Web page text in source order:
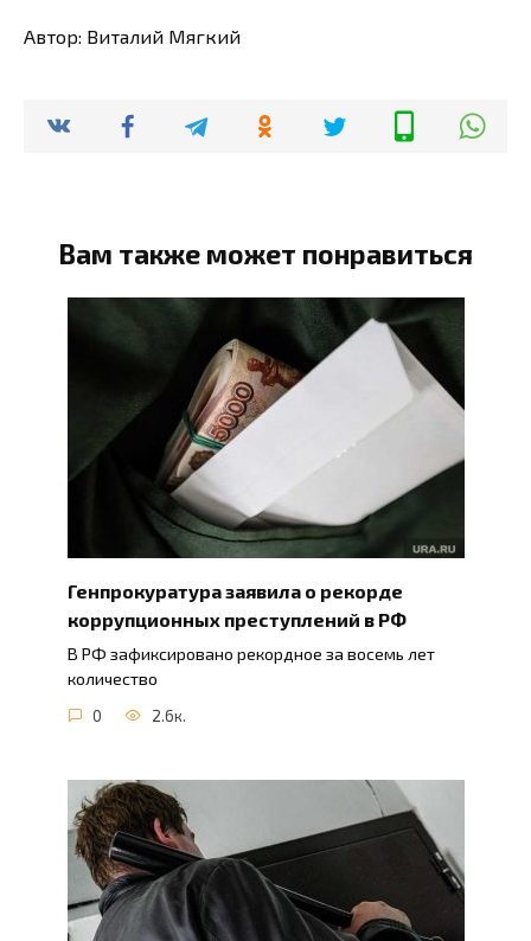
Автор: Виталий Мягкий
Вам также может понравиться
Генпрокуратура заявила о рекорде
коррупционных преступлений в РФ
В РФ зафиксировано рекордное за восемь лет
количество
0 2.6к.